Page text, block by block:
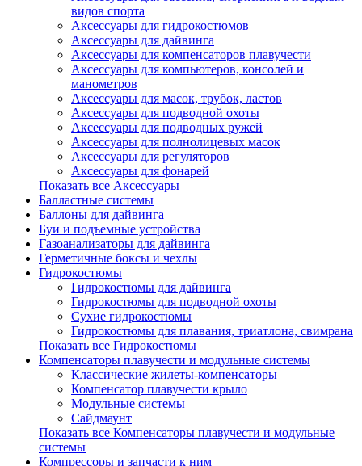
видов спорта
Аксессуары для гидрокостюмов
Аксессуары для дайвинга
Аксессуары для компенсаторов плавучести
Аксессуары для компьютеров, консолей и
манометров
Аксессуары для масок, трубок, ластов
Аксессуары для подводной охоты
Аксессуары для подводных ружей
Аксессуары для полнолицевых масок
Аксессуары для регуляторов
Аксессуары для фонарей
Показать все Аксессуары
Балластные системы
Баллоны для дайвинга
Буи и подъемные устройства
Газоанализаторы для дайвинга
Герметичные боксы и чехлы
Гидрокостюмы
Гидрокостюмы для дайвинга
Гидрокостюмы для подводной охоты
Сухие гидрокостюмы
Гидрокостюмы для плавания, триатлона, свимрана
Показать все Гидрокостюмы
Компенсаторы плавучести и модульные системы
Классические жилеты-компенсаторы
Компенсатор плавучести крыло
Модульные системы
Сайдмаунт
Показать все Компенсаторы плавучести и модульные
системы
Компрессоры и запчасти к ним